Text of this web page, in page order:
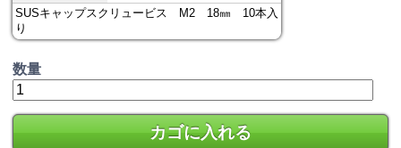
SUSキャップスクリュービス M2 18㎜ 10本入
り
数量
カゴに入れる